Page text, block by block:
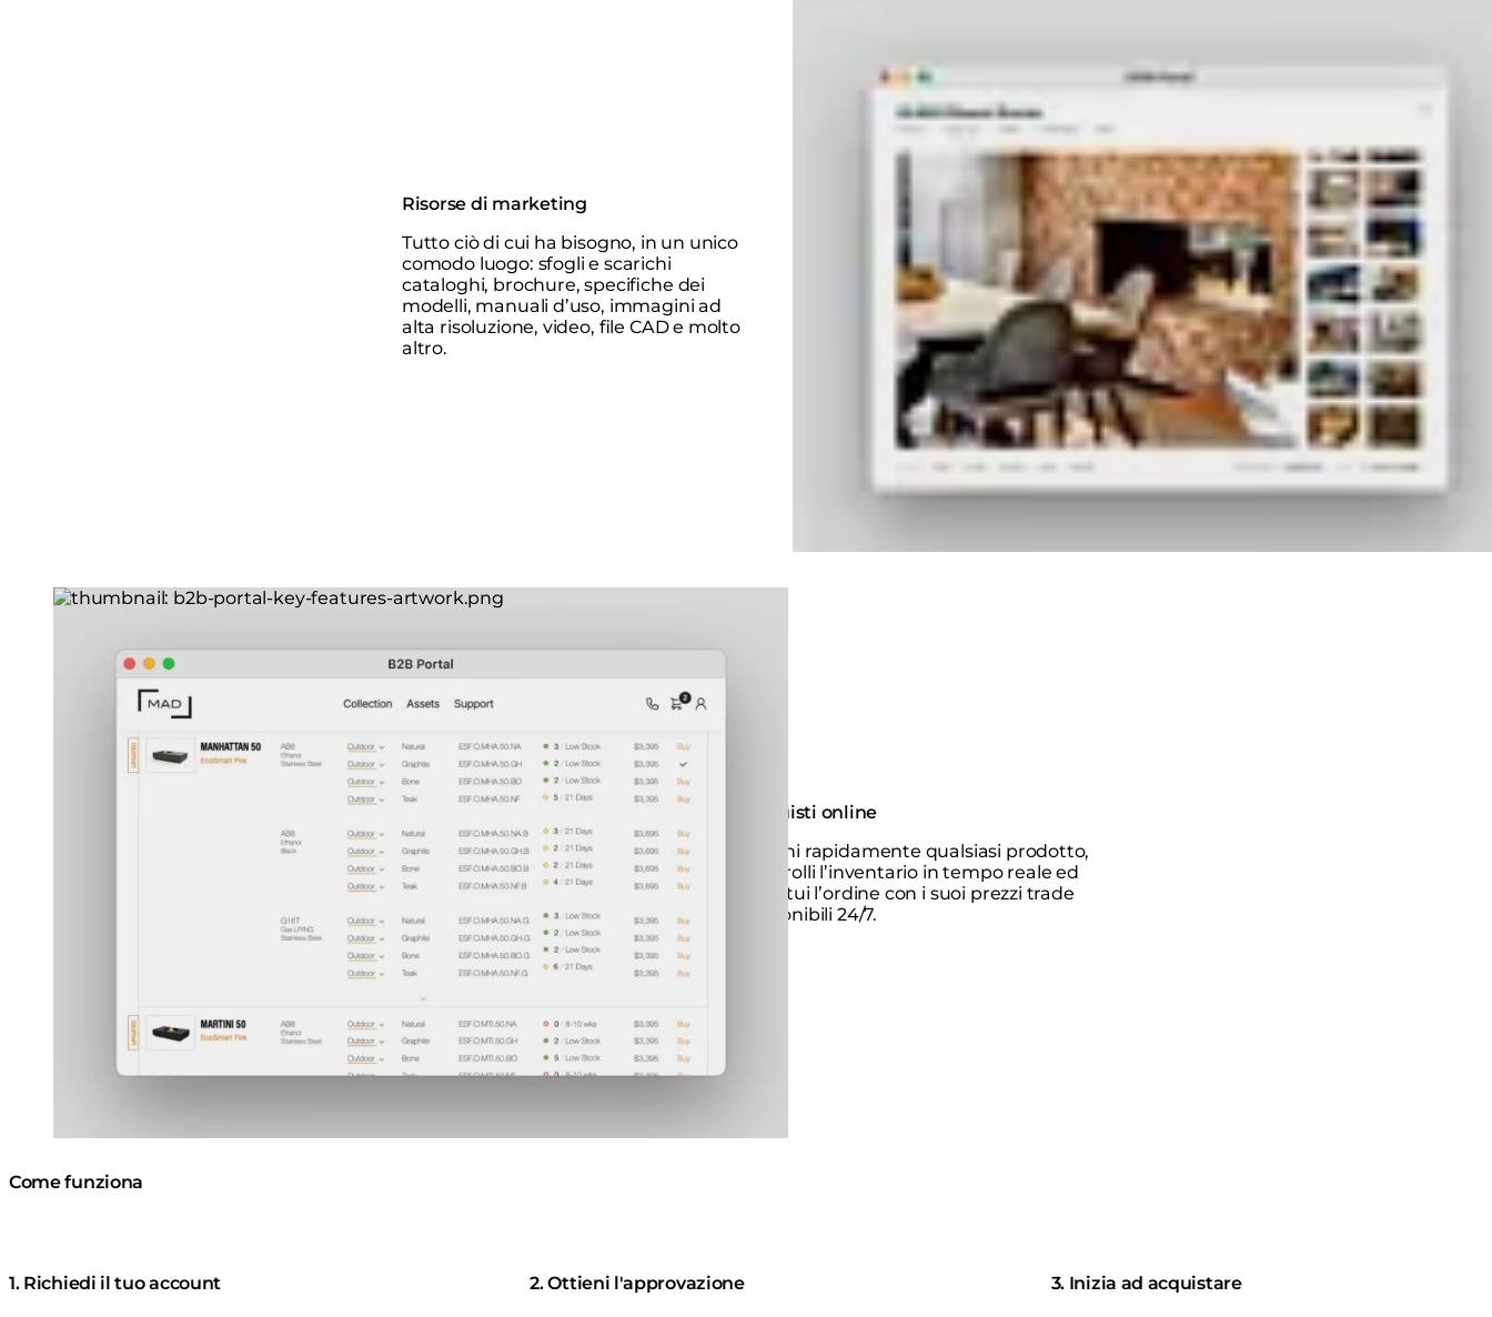
Risorse di marketing
Tutto ciò di cui ha bisogno, in un unico
comodo luogo: sfogli e scarichi
cataloghi, brochure, specifiche dei
modelli, manuali d’uso, immagini ad
alta risoluzione, video, file CAD e molto
altro.
Loading image...
Acquisti online
Cerchi rapidamente qualsiasi prodotto,
controlli l’inventario in tempo reale ed
effettui l’ordine con i suoi prezzi trade
disponibili 24/7.
Come funziona
1. Richiedi il tuo account 2. Ottieni l'approvazione 3. Inizia ad acquistare